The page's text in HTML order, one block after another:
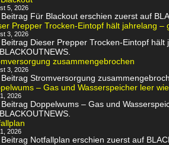
5, 2026
Für Blackout erschien zuerst auf
Prepper Trocken-Eintopf hält jahrelang –
3, 2026
Beitrag Dieser Prepper Trocken-Eintopf
zusammengebrochen
3, 2026
Stromversorgung
– Gas und Wasserspeicher leer
2026
Doppelwums – Gas und
2026
Notfallplan erschien zuerst auf